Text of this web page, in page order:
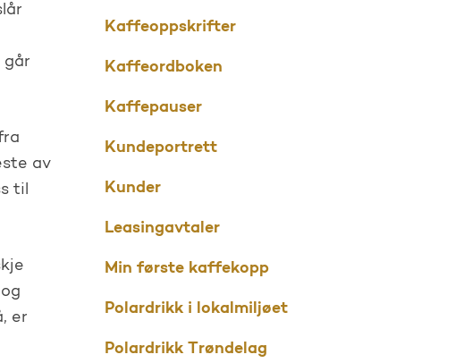
går
av
til
er
Kaffeoppskrifter
Kaffeordboken
Kaffepauser
Kundeportrett
Kunder
Leasingavtaler
Min første kaffekopp
Polardrikk i lokalmiljøet
Polardrikk Trøndelag